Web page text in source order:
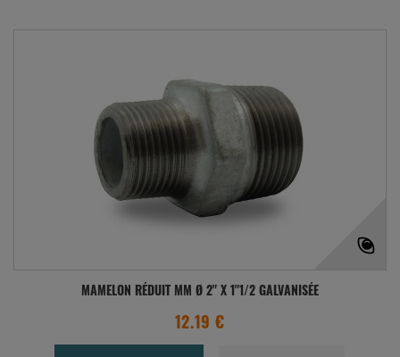
MAMELON RÉDUIT MM Ø 2" X 1"1/2 GALVANISÉE
12.19 €